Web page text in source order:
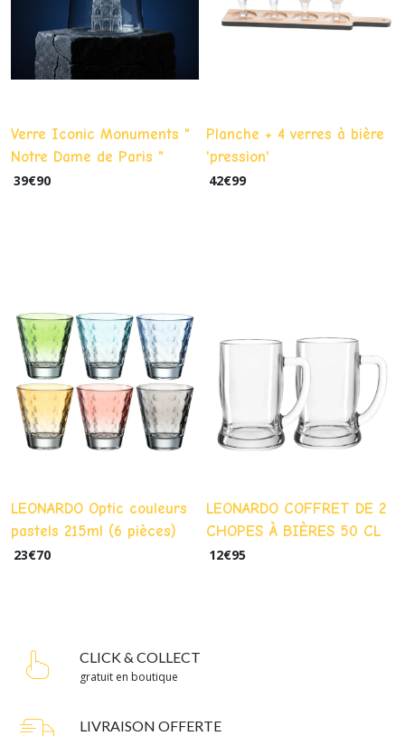
Verre Iconic Monuments "
Notre Dame de Paris "
39€90
Planche + 4 verres à bière
'pression'
42€99
LEONARDO Optic couleurs
pastels 215ml (6 pièces)
23€70
LEONARDO COFFRET DE 2
CHOPES À BIÈRES 50 CL
12€95
CLICK & COLLECT
gratuit en boutique
LIVRAISON OFFERTE